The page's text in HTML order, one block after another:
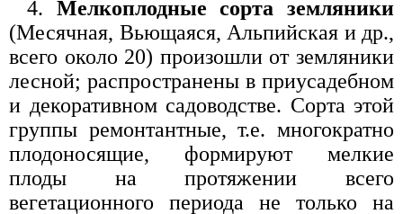
4. Мелкоплодные сорта земляники
(Месячная, Вьющаяся, Альпийская и др.,
всего около 20) произошли от земляники
лесной; распространены в приусадебном
и декоративном садоводстве. Сорта этой
группы ремонтантные, т.е. многократно
плодоносящие, формируют мелкие
плоды на протяжении всего
вегетационного периода не только на